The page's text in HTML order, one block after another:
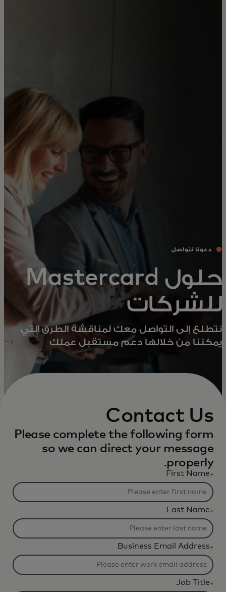
الأخبار و التوجهات
دعونا نتواصل
حلول Mastercard
للشركات
نتطلع إلى التواصل معك لمناقشة الطرق التي
يمكننا من خلالها دعم مستقبل عملك
Contact Us
Please complete the following form
so we can direct your message
properly.
*
First Name
*
Last Name
*
Business Email Address
*
Job Title